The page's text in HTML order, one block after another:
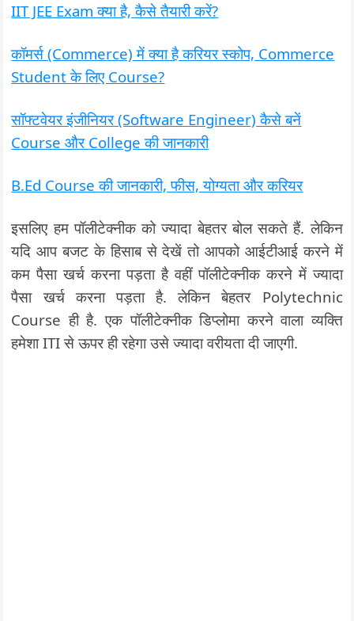
IIT JEE Exam क्या है, कैसे तैयारी करें?
कॉमर्स (Commerce) में क्या है करियर स्कोप, Commerce
Student के लिए Course?
सॉफ्टवेयर इंजीनियर (Software Engineer) कैसे बनें
Course और College की जानकारी
B.Ed Course की जानकारी, फीस, योग्यता और करियर
इसलिए हम पॉलीटेक्नीक को ज्यादा बेहतर बोल सकते हैं. लेकिन
यदि आप बजट के हिसाब से देखें तो आपको आईटीआई करने में
कम पैसा खर्च करना पड़ता है वहीं पॉलीटेक्नीक करने में ज्यादा
पैसा खर्च करना पड़ता है. लेकिन बेहतर Polytechnic
Course ही है. एक पॉलीटेक्नीक डिप्लोमा करने वाला व्यक्ति
हमेशा ITI से ऊपर ही रहेगा उसे ज्यादा वरीयता दी जाएगी.